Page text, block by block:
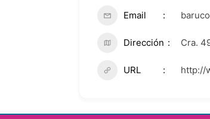
Email
Dirección Cra.
URL http://